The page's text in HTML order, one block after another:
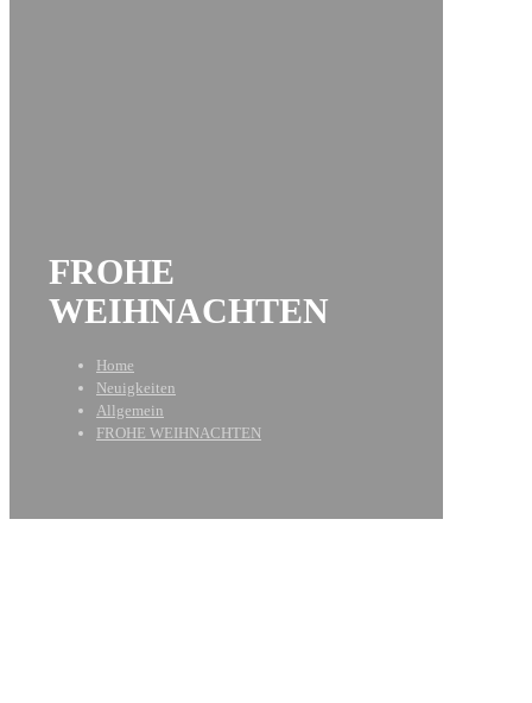
FROHE
WEIHNACHTEN
Home
Neuigkeiten
Allgemein
FROHE WEIHNACHTEN